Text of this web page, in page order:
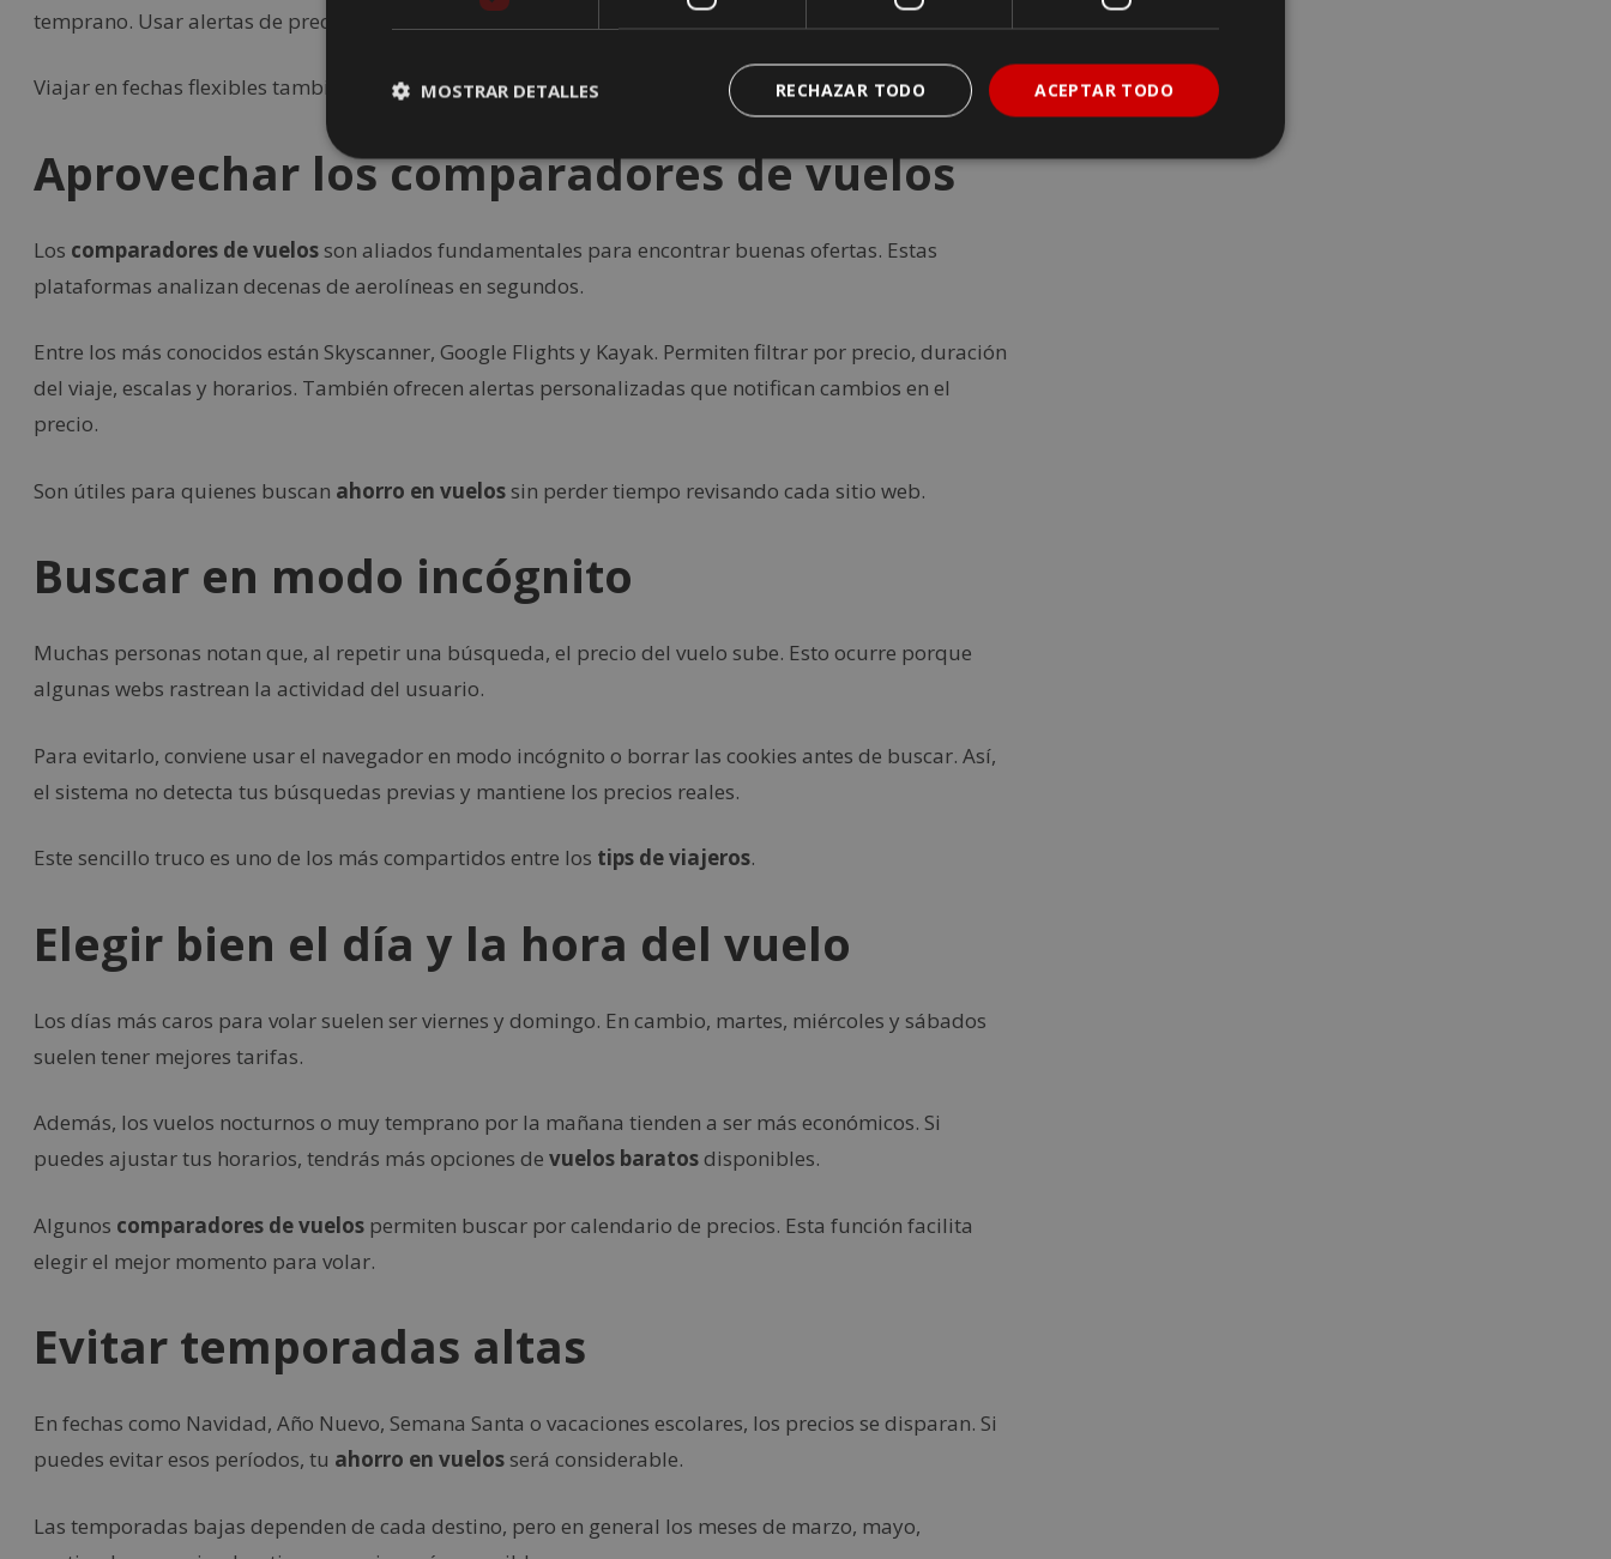
temprano. Usar alertas de precio es una buena forma de saber cuándo conviene comprar.
Viajar en fechas flexibles también permite acceder a mejores tarifas.
Aprovechar los comparadores de vuelos
Los comparadores de vuelosson aliados fundamentales para encontrar buenas ofertas. Estas
plataformas analizan decenas de aerolíneas en segundos.
Entre los más conocidos están Skyscanner, Google Flights y Kayak. Permiten filtrar por precio, duración
del viaje, escalas y horarios. También ofrecen alertas personalizadas que notifican cambios en el
precio.
Son útiles para quienes buscan ahorro en vuelossin perder tiempo revisando cada sitio web.
Buscar en modo incógnito
Muchas personas notan que, al repetir una búsqueda, el precio del vuelo sube. Esto ocurre porque
algunas webs rastrean la actividad del usuario.
Para evitarlo, conviene usar el navegador en modo incógnito o borrar las cookies antes de buscar. Así,
el sistema no detecta tus búsquedas previas y mantiene los precios reales.
Este sencillo truco es uno de los más compartidos entre los tips de viajeros.
Elegir bien el día y la hora del vuelo
Los días más caros para volar suelen ser viernes y domingo. En cambio, martes, miércoles y sábados
suelen tener mejores tarifas.
Además, los vuelos nocturnos o muy temprano por la mañana tienden a ser más económicos. Si
puedes ajustar tus horarios, tendrás más opciones de vuelos baratosdisponibles.
Algunos comparadores de vuelos permiten buscar por calendario de precios. Esta función facilita
elegir el mejor momento para volar.
Evitar temporadas altas
En fechas como Navidad, Año Nuevo, Semana Santa o vacaciones escolares, los precios se disparan. Si
puedes evitar esos períodos, tu ahorro en vuelosserá considerable.
Las temporadas bajas dependen de cada destino, pero en general los meses de marzo, mayo,
ACEPTAR TODO
RECHAZAR TODO
MOSTRAR DETALLES